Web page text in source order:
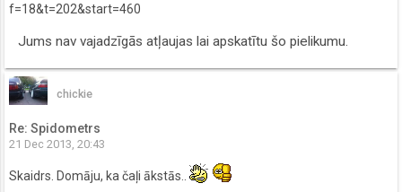
f=18&t=202&start=460
Jums nav vajadzīgās atļaujas lai apskatītu šo pielikumu.
chickie
Re: Spidometrs
21 Dec 2013, 20:43
Skaidrs. Domāju, ka čaļi ākstās..